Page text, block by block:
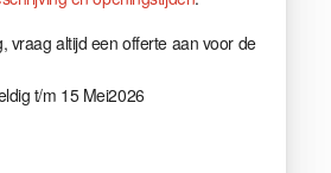
vraag altijd een offerte aan voor de
t/m 15 Mei2026